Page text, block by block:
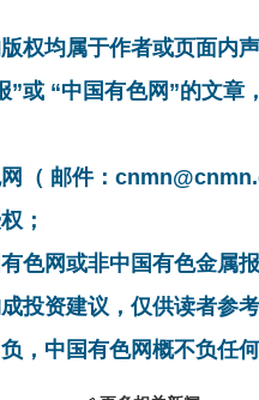
权均属于作者或页面内声
”或 “中国有色网”的文
（ 邮件：
；
色网或非中国有色金属
投资建议，仅供读者参考
，中国有色网概不负任何